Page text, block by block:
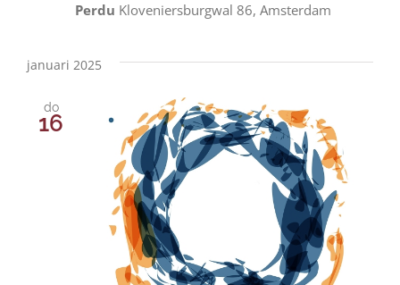
Perdu Kloveniersburgwal 86, Amsterdam
januari 2025
do
16